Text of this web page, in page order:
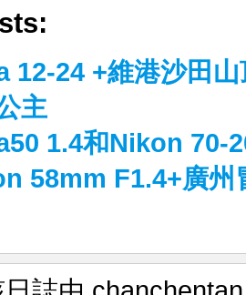
12-24 +維港沙田山
主
1.4和Nikon 70-
58mm F1.4+廣州